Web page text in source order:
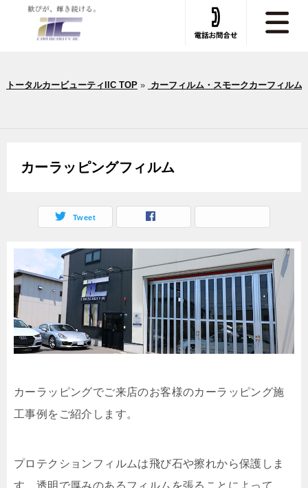
トータルカービューティIIC TOP» カーフィルム・スモークカーフィルム
カーラッピングフィルム
Tweet
カーラッピングでご来店のお客様のカーラッピング施
工事例をご紹介します。
プロテクションフィルムは飛び石や擦れから保護しま
す。透明で厚みのあるフィルムを張ることによって、